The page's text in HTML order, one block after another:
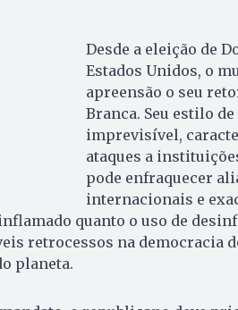
Desde a eleição de
Estados Unidos, o
apreensão o seu
Branca. Seu estilo
imprevisível,
ataques a
pode enfraquecer
internacionais e
quanto o uso de
retrocessos na democracia
planeta.